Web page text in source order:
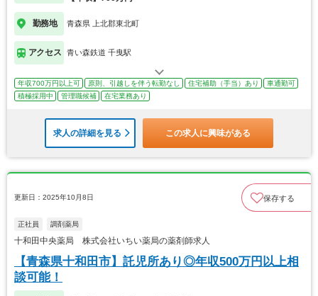
勤務地 青森県 上北郡東北町
アクセス 青い森鉄道 千曳駅
年収700万円以上可 原則、引越しを伴う転勤なし 住宅補助（手当）あり
車通勤可
積極採用中
管理職候補 在宅業務あり
求人の詳細を見る この求人に興味がある
更新日：2025年10月8日 保存する
正社員 調剤薬局
十和田中央薬局 株式会社いちい薬局の薬剤師求人
【青森県十和田市】託児所あり◎年収500万円以上相
談可能！